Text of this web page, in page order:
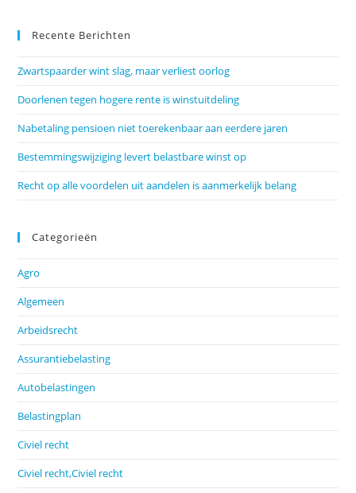
Recente Berichten
Zwartspaarder wint slag, maar verliest oorlog
Doorlenen tegen hogere rente is winstuitdeling
Nabetaling pensioen niet toerekenbaar aan eerdere jaren
Bestemmingswijziging levert belastbare winst op
Recht op alle voordelen uit aandelen is aanmerkelijk belang
Categorieën
Agro
Algemeen
Arbeidsrecht
Assurantiebelasting
Autobelastingen
Belastingplan
Civiel recht
Civiel recht,Civiel recht